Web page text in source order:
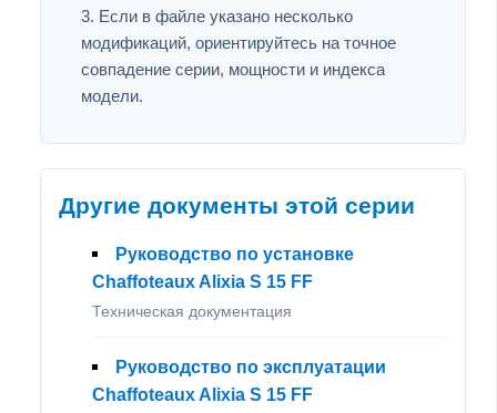
Если в файле указано несколько
модификаций, ориентируйтесь на точное
совпадение серии, мощности и индекса
модели.
Другие документы этой серии
Руководство по установке
Chaffoteaux Alixia S 15 FF
Техническая документация
Руководство по эксплуатации
Chaffoteaux Alixia S 15 FF